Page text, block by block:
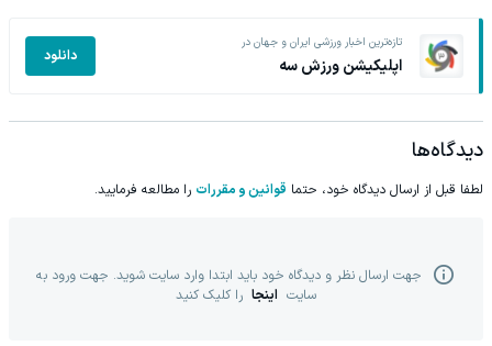
تازه‌ترین اخبار ورزشی ایران و جهان در
اپلیکیشن ورزش سه دانلود
دیدگاه‌ها
لطفا قبل از ارسال دیدگاه خود، حتما قوانین و مقررات را مطالعه فرمایید.
جهت ارسال نظر و دیدگاه خود باید ابتدا وارد سایت شوید. جهت ورود به
سایت اینجا را کلیک کنید